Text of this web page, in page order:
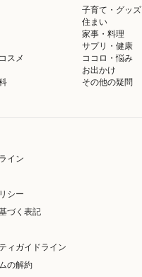
子育て・グッズ
住まい
家事・料理
サプリ・健康
スメ
ココロ・悩み
お出かけ
その他の疑問
イン
シー
づく表記
ィガイドライン
の解約